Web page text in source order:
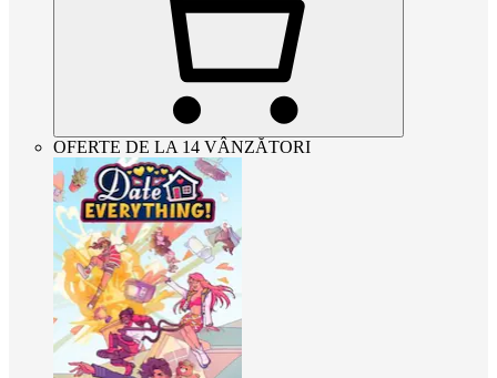
OFERTE DE LA 14 VÂNZĂTORI